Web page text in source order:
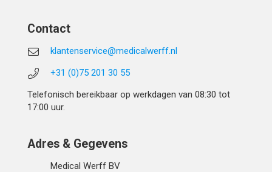
Contact
klantenservice@medicalwerff.nl
+31 (0)75 201 30 55
Telefonisch bereikbaar op werkdagen van 08:30 tot
17:00 uur.
Adres & Gegevens
Medical Werff BV